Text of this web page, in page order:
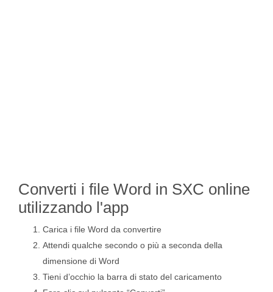
Converti i file Word in SXC online
utilizzando l'app
Carica i file Word da convertire
Attendi qualche secondo o più a seconda della
dimensione di Word
Tieni d’occhio la barra di stato del caricamento